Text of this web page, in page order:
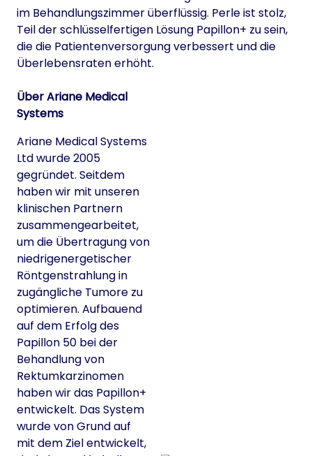
im Behandlungszimmer überflüssig. Perle ist stolz,
Teil der schlüsselfertigen Lösung Papillon+ zu sein,
die die Patientenversorgung verbessert und die
Überlebensraten erhöht.
Über Ariane Medical
Systems
Ariane Medical Systems
Ltd wurde 2005
gegründet. Seitdem
haben wir mit unseren
klinischen Partnern
zusammengearbeitet,
um die Übertragung von
niedrigenergetischer
Röntgenstrahlung in
zugängliche Tumore zu
optimieren. Aufbauend
auf dem Erfolg des
Papillon 50 bei der
Behandlung von
Rektumkarzinomen
haben wir das Papillon+
entwickelt. Das System
wurde von Grund auf
mit dem Ziel entwickelt,